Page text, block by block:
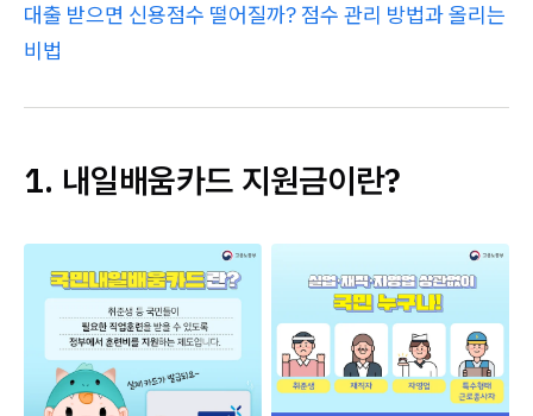
대출 받으면 신용점수 떨어질까? 점수 관리 방법과 올리는
비법
1. 내일배움카드 지원금이란?